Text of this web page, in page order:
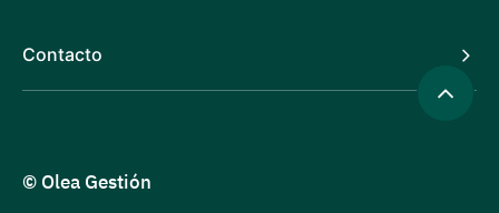
Contacto
© Olea Gestión